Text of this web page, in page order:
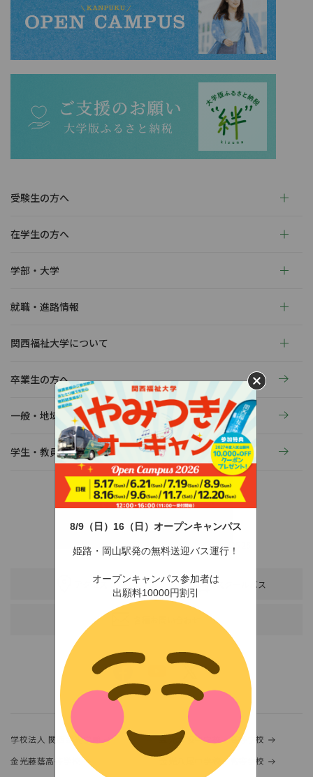
8/9（日）16（日）オープンキャンパス
姫路・岡山駅発の無料送迎バス運行！
オープンキャンパス参加者は
出願料10000円割引
受験生の方へ
在学生の方へ
学部・大学
就職・進路情報
関西福祉大学について
卒業生の方へ
一般・地域の方へ
学生・教員の活動
〒678-0255 兵庫県赤穂市新田380-3
TEL：0791-46-2525（代）FAX：0791-46-2526
アクセス スクールバス
学校法人 関西金光学園
金光大阪中学校・高等学校
金光藤蔭高等学校
金光八尾中学校・高等学校